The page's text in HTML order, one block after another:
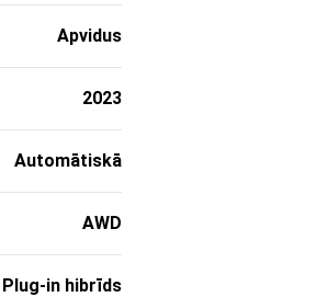
Apvidus
2023
Automātiskā
AWD
Plug-in hibrīds